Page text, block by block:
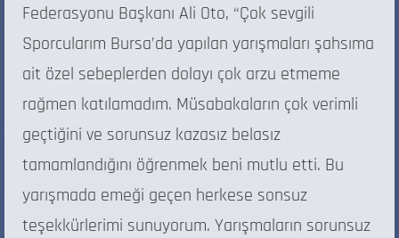
Federasyonu Başkanı Ali Oto, “Çok sevgili
Sporcularım Bursa’da yapılan yarışmaları şahsıma
ait özel sebeplerden dolayı çok arzu etmeme
rağmen katılamadım. Müsabakaların çok verimli
geçtiğini ve sorunsuz kazasız belasız
tamamlandığını öğrenmek beni mutlu etti. Bu
yarışmada emeği geçen herkese sonsuz
teşekkürlerimi sunuyorum. Yarışmaların sorunsuz